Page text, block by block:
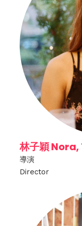
林子穎
導演
Director